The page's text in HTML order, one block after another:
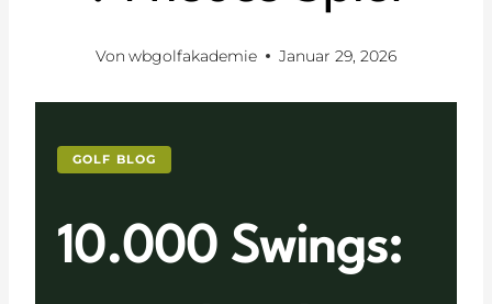
Von wbgolfakademie Januar 29, 2026
GOLF BLOG
10.000 Swings: